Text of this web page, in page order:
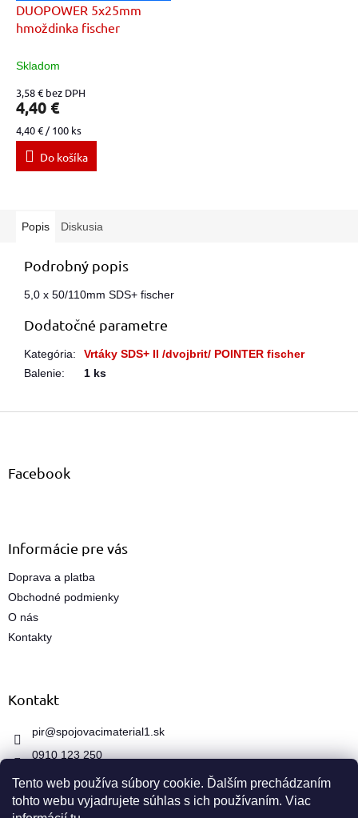
Tento web používa súbory cookie. Ďalším prechádzaním
tohto webu vyjadrujete súhlas s ich používaním. Viac
DUOPOWER 5x25mm
hmoždinka fischer
Skladom
3,58 € bez DPH
4,40 €
Jednotková
cena:
4,40 € / 100 ks
Do košíka
Popis Diskusia
Podrobný popis
5,0 x 50/110mm SDS+ fischer
Dodatočné parametre
Kategória:
Vrtáky SDS+ II /dvojbrit/ POINTER fischer
Balenie: 1 ks
Z
Facebook
Informácie pre vás
Doprava a platba
Obchodné podmienky
O nás
Kontakty
Kontakt
pir@spojovacimaterial1.sk
0910 123 250